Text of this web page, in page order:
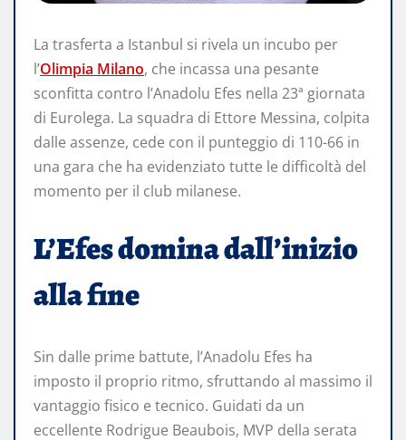
La trasferta a Istanbul si rivela un incubo per
l’Olimpia Milano, che incassa una pesante
sconfitta contro l’Anadolu Efes nella 23ª giornata
di Eurolega. La squadra di Ettore Messina, colpita
dalle assenze, cede con il punteggio di 110-66 in
una gara che ha evidenziato tutte le difficoltà del
momento per il club milanese.
L’Efes domina dall’inizio
alla fine
Sin dalle prime battute, l’Anadolu Efes ha
imposto il proprio ritmo, sfruttando al massimo il
vantaggio fisico e tecnico. Guidati da un
eccellente Rodrigue Beaubois, MVP della serata